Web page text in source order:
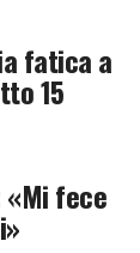
fatica a
15
fece